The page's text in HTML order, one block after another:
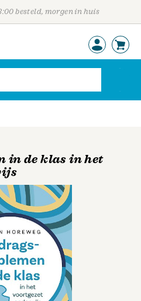
besteld, morgen in huis
in de klas in het